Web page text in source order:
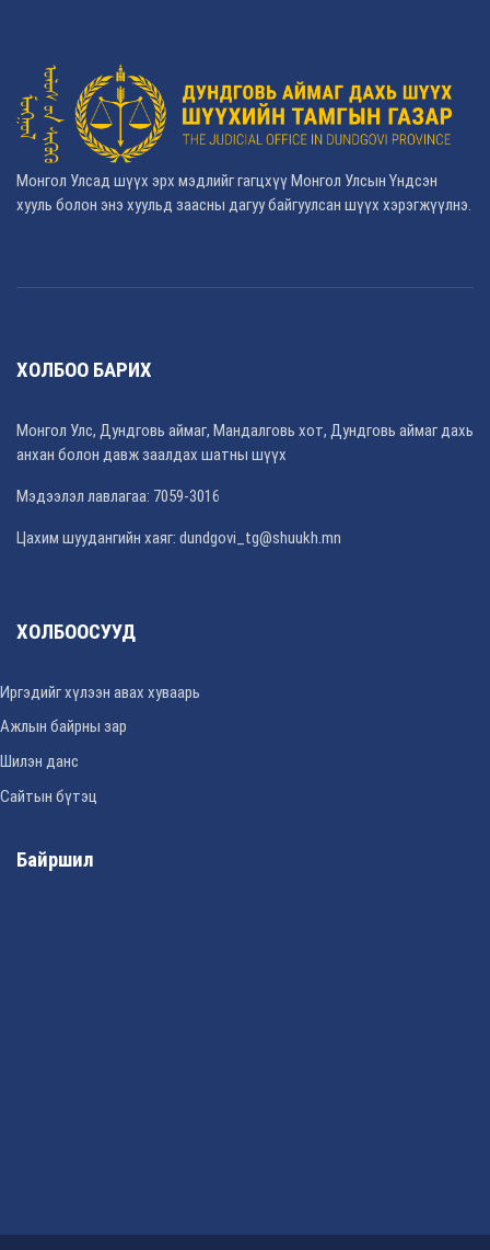
Монгол Улсад шүүх эрх мэдлийг гагцхүү Монгол Улсын Үндсэн
хууль болон энэ хуульд заасны дагуу байгуулсан шүүх хэрэгжүүлнэ.
ХОЛБОО БАРИХ
Монгол Улс, Дундговь аймаг, Мандалговь хот, Дундговь аймаг дахь
анхан болон давж заалдах шатны шүүх
Мэдээлэл лавлагаа: 7059-3016
Цахим шуудангийн хаяг: dundgovi_tg@shuukh.mn
ХОЛБООСУУД
Иргэдийг хүлээн авах хуваарь
Ажлын байрны зар
Шилэн данс
Сайтын бүтэц
Байршил